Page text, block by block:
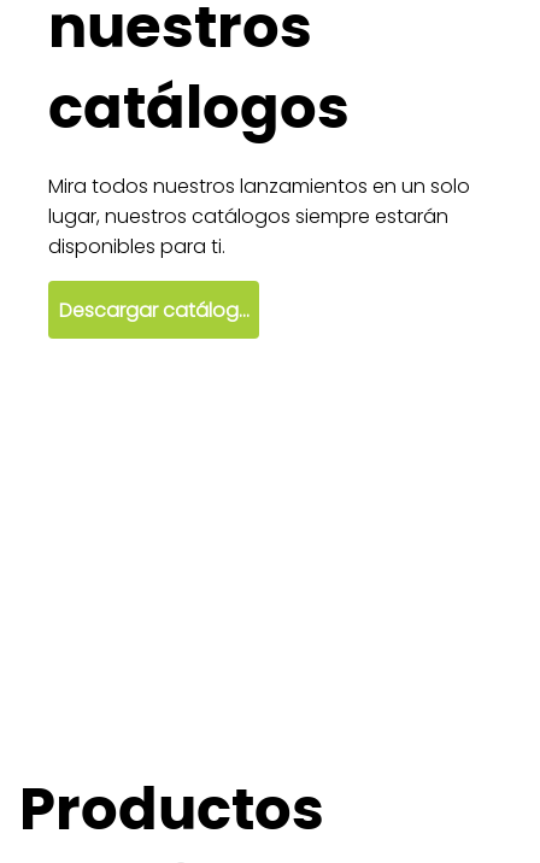
nuestros
catálogos
Mira todos nuestros lanzamientos en un solo
lugar, nuestros catálogos siempre estarán
disponibles para ti.
Descargar catálogo
Productos